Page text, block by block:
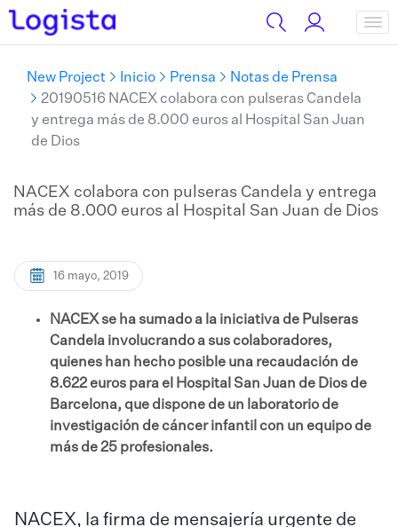
New Project Inicio Prensa
Notas de Prensa
20190516 NACEX colabora con pulseras Candela
y entrega más de 8.000 euros al Hospital San Juan
de Dios
NACEX colabora con pulseras Candela y entrega
más de 8.000 euros al Hospital San Juan de Dios
16 mayo, 2019
NACEX se ha sumado a la iniciativa de Pulseras
Candela involucrando a sus colaboradores,
quienes han hecho posible una recaudación de
8.622 euros para el Hospital San Juan de Dios de
Barcelona, que dispone de un laboratorio de
investigación de cáncer infantil con un equipo de
más de 25 profesionales.
NACEX, la firma de mensajería urgente de